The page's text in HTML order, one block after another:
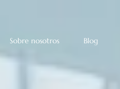
Sobre nosotros Blog